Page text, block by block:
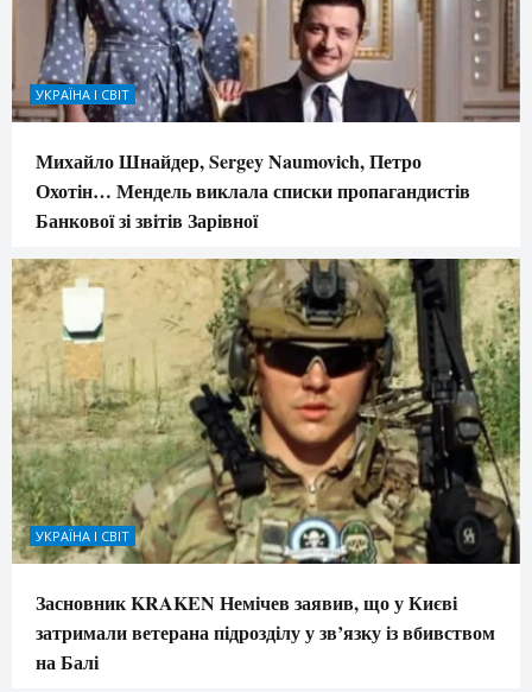
УКРАЇНА І СВІТ
Михайло Шнайдер, Sergey Naumovich, Петро
Охотін… Мендель виклала списки пропагандистів
Банкової зі звітів Зарівної
УКРАЇНА І СВІТ
Засновник KRAKEN Немічев заявив, що у Києві
затримали ветерана підрозділу у зв’язку із вбивством
на Балі